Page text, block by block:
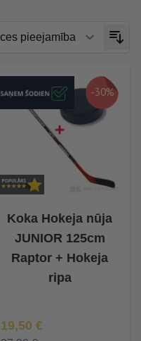
-30%
Koka Hokeja nūja
JUNIOR 125cm
Raptor + Hokeja
ripa
Īpaša Cena
19,50 €